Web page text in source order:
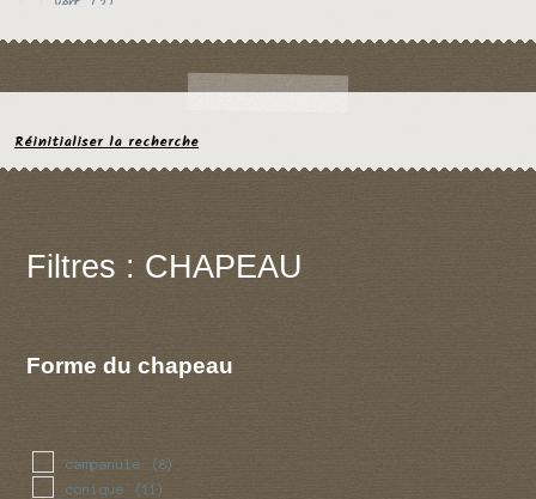
(2)
Réinitialiser la recherche
Filtres : CHAPEAU
Forme du chapeau
campanule (8)
conique (11)